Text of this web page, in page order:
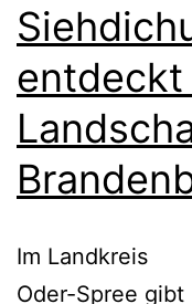
entdeckt
Im Landkreis
Oder-Spree gibt